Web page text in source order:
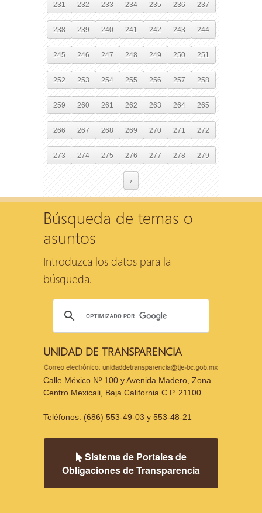
231 232 233 234 235 236 237
238 239 240 241 242 243 244
245 246 247 248 249 250 251
252 253 254 255 256 257 258
259 260 261 262 263 264 265
266 267 268 269 270 271 272
273 274 275 276 277 278 279
›
Búsqueda de temas o
asuntos
Introduzca los datos para la
búsqueda.
UNIDAD DE TRANSPARENCIA
Calle México Nº 100 y Avenida Madero, Zona
Centro Mexicali, Baja California C.P. 21100
Teléfonos: (686) 553-49-03 y 553-48-21
Sistema de Portales de
Obligaciones de Transparencia